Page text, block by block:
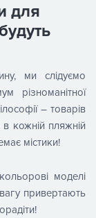
для
ми слідуємо
різноманітної
– товарів
кожній пляжній
містики!
моделі
привертають